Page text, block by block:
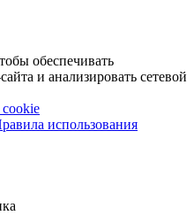
обеспечивать
и анализировать сетевой
использования